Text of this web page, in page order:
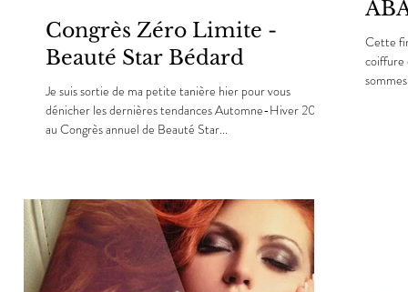
Congrès Zéro Limite -
Beauté Star Bédard
Je suis sortie de ma petite tanière hier pour vous
dénicher les dernières tendances Automne-Hiver 2015
au Congrès annuel de Beauté Star...
Cette
coiffure